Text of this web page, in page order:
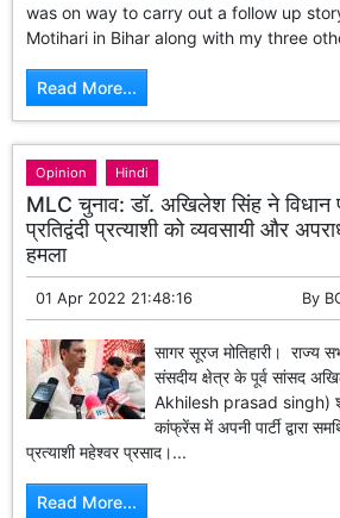
was on way to carry out a follow up
Motihari in Bihar along with my three
Read More...
Opinion Hindi
MLC चुनाव: डॉ. अखिलेश सिंह ने विधान
प्रतिद्वंदी प्रत्याशी को व्यवसायी और
हमला
01 Apr 2022 21:48:16 By
सागर सूरज मोतिहारी। राज्य
संसदीय क्षेत्र के पूर्व सांसद
Akhilesh prasad singh)
कांफ्रेंस में अपनी पार्टी द्वारा
प्रत्याशी महेश्वर प्रसाद।...
Read More...